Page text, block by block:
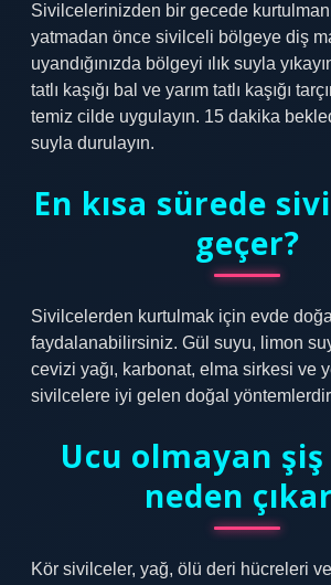
Sivilcelerinizden bir gecede
yatmadan önce sivilceli bölgeye diş
uyandığınızda bölgeyi ılık suyla
tatlı kaşığı bal ve yarım tatlı kaşığı
temiz cilde uygulayın. 15 dakika
suyla durulayın.
En kısa sürede
geçer?
Sivilcelerden kurtulmak için evde
faydalanabilirsiniz. Gül suyu, limon
cevizi yağı, karbonat, elma sirkesi ve
sivilcelere iyi gelen doğal
Ucu olmayan
neden
Kör sivilceler, yağ, ölü deri hücreleri